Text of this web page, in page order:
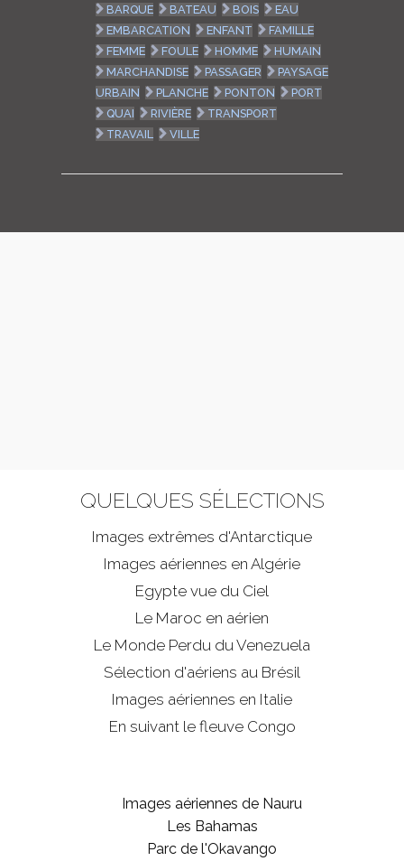
BARQUE
BATEAU BOIS
EAU
EMBARCATION
ENFANT
FAMILLE
FEMME
FOULE HOMME
HUMAIN
MARCHANDISE
PASSAGER
PAYSAGE
URBAIN
PLANCHE PONTON
PORT
QUAI
RIVIÈRE
TRANSPORT
TRAVAIL
VILLE
QUELQUES SÉLECTIONS
Images extrêmes d'Antarctique
Images aériennes en Algérie
Egypte vue du Ciel
Le Maroc en aérien
Le Monde Perdu du Venezuela
Sélection d'aériens au Brésil
Images aériennes en Italie
En suivant le fleuve Congo
Images aériennes de Nauru
Les Bahamas
Parc de l'Okavango